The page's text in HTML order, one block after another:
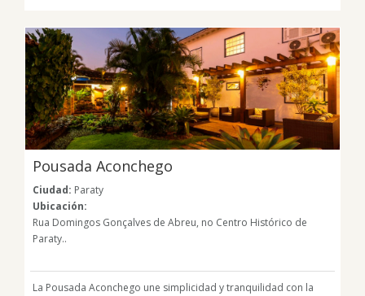
Pousada Aconchego
Ciudad: Paraty
Ubicación:
Rua Domingos Gonçalves de Abreu, no Centro Histórico de
Paraty..
La Pousada Aconchego une simplicidad y tranquilidad con la